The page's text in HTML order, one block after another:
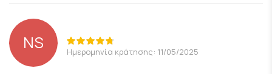
NS Ημερομηνία κράτησης: 11/05/2025